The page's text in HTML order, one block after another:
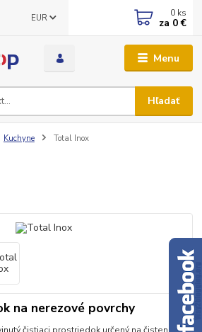
Menu
EUR
Hľadať
0 ks
za 0 €
Kuchyne Total Inox
na nerezové povrchy
čistiaci prostriedok určený na čistenie a